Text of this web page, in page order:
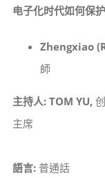
电子化时代如何保
Zhengxiao
師
主持人: TOM YU,创
主席
語言:普通話